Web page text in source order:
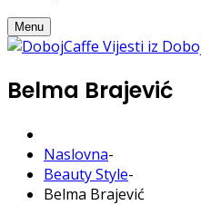
Menu
Belma Brajević
Naslovna-
Beauty Style-
Belma Brajević